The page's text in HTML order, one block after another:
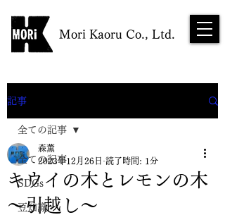
Mori Kaoru Co., Ltd.
NEWS
記事
全ての記事
SDGs
豆知識
全ての記事
キウイの木とレモンの木
～引越し～
森薫
2023年12月26日 読了時間: 1分